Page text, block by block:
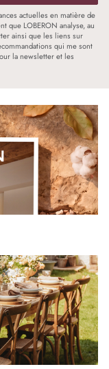
actuelles en matière de
que LOBERON analyse, au
ainsi que les liens sur
qui me sont
la newsletter et les